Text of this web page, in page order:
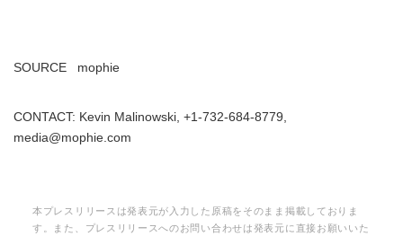
SOURCE mophie
CONTACT: Kevin Malinowski, +1-732-684-8779,
media@mophie.com
本プレスリリースは発表元が入力した原稿をそのまま掲載しておりま
す。また、プレスリリースへのお問い合わせは発表元に直接お願いいた